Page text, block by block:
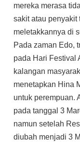
mereka merasa
sakit atau penyakit
meletakkannya di
Pada zaman Edo,
pada Hari Festival
kalangan
menetapkan Hina
untuk perempuan.
pada tanggal 3
namun setelah
diubah menjadi 3